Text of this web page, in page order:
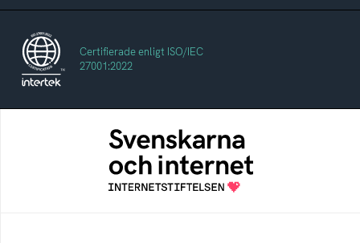
Certifierade enligt ISO/IEC
27001:2022
Svenskarna och internet
En årlig studie av svenska folkets
internetvanor